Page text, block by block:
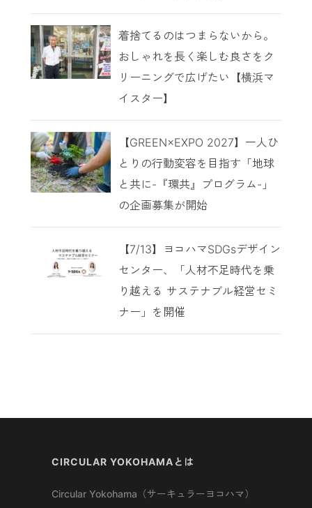
着捨てるのはつまらないから。
おしゃれを長く楽しむ良さをク
リーニングで広げたい【横浜マ
イスター】
【GREEN×EXPO 2027】一人ひ
とりの行動変容を目指す「地球
と共に-『環共』プログラム-」
の企画募集が開始
【7/13】ヨコハマSDGsデザイン
センター、「人材不足時代を乗
り越える サステナブル経営セミ
ナー」を開催
CIRCULAR YOKOHAMAとは
Circular Yokohama（サーキュラーヨコハマ）